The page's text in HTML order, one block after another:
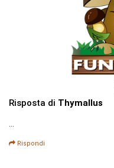
Risposta di Thymallus
…
Rispondi